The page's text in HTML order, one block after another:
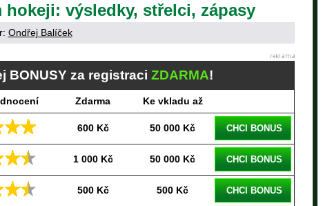
hokeji: výsledky, střelci, zápasy
Ondřej Balíček
BONUSY za registraci ZDARMA!
Zdarma Ke vkladu až
600 Kč 50 000 Kč CHCI BONUS
1 000 Kč 50 000 Kč CHCI BONUS
500 Kč 500 Kč CHCI BONUS